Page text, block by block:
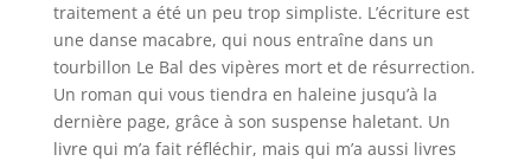
traitement a été un peu trop simpliste. L’écriture est
une danse macabre, qui nous entraîne dans un
tourbillon Le Bal des vipères mort et de résurrection.
Un roman qui vous tiendra en haleine jusqu’à la
dernière page, grâce à son suspense haletant. Un
livre qui m’a fait réfléchir, mais qui m’a aussi livres